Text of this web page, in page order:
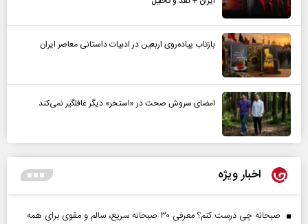
بازتاب پیاده‌روی اربعین در ادبیات داستانی معاصر ایران
امضای سروش صحت در «استخر» دیگر غافلگیر نمی‌کند
اخبار ویژه
صبحانه چی درست کنم؟ معرفی ۳۰ صبحانه سریع، سالم و مقوی برای همه